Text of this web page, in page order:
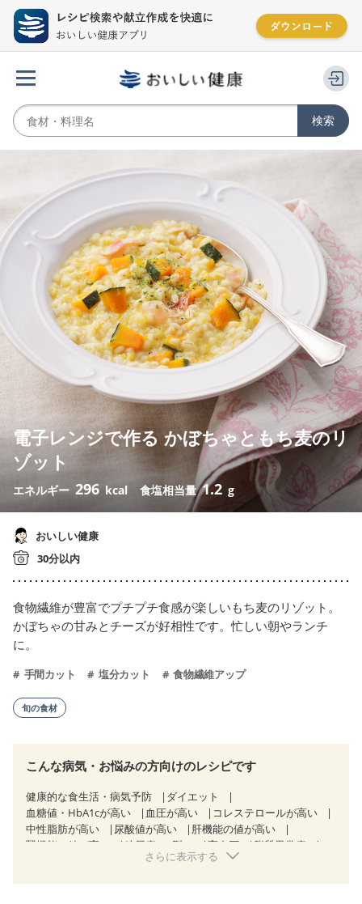
電子レンジで作る かぼちゃともち麦のリ
ゾット
エネルギー 296 kcal 食塩相当量1.2 g
おいしい健康
30分以内
食物繊維が豊富でプチプチ食感が楽しいもち麦のリゾット。
かぼちゃの甘みとチーズが好相性です。忙しい朝やランチ
に。
手間カット 塩分カット 食物繊維アップ
旬の食材
こんな病気・お悩みの方向けのレシピです
健康的な食生活・病気予防
ダイエット
血糖値・HbA1cが高い
血圧が高い
コレステロールが高い
中性脂肪が高い
尿酸値が高い
肝機能の値が高い
腎機能の値が高い
糖尿病（2型） 高血圧
脂質異常症
狭心症 心筋梗塞
さらに表示する